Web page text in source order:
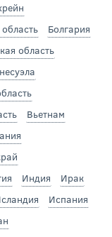
Болгария
область
Вьетнам
Индия
Ирак
Испания